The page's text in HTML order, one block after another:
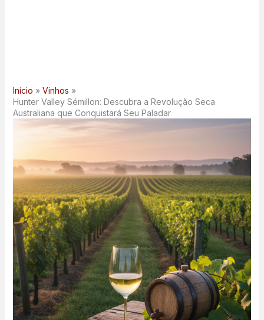
Início
Vinhos
Hunter Valley Sémillon: Descubra a Revolução Seca
Australiana que Conquistará Seu Paladar